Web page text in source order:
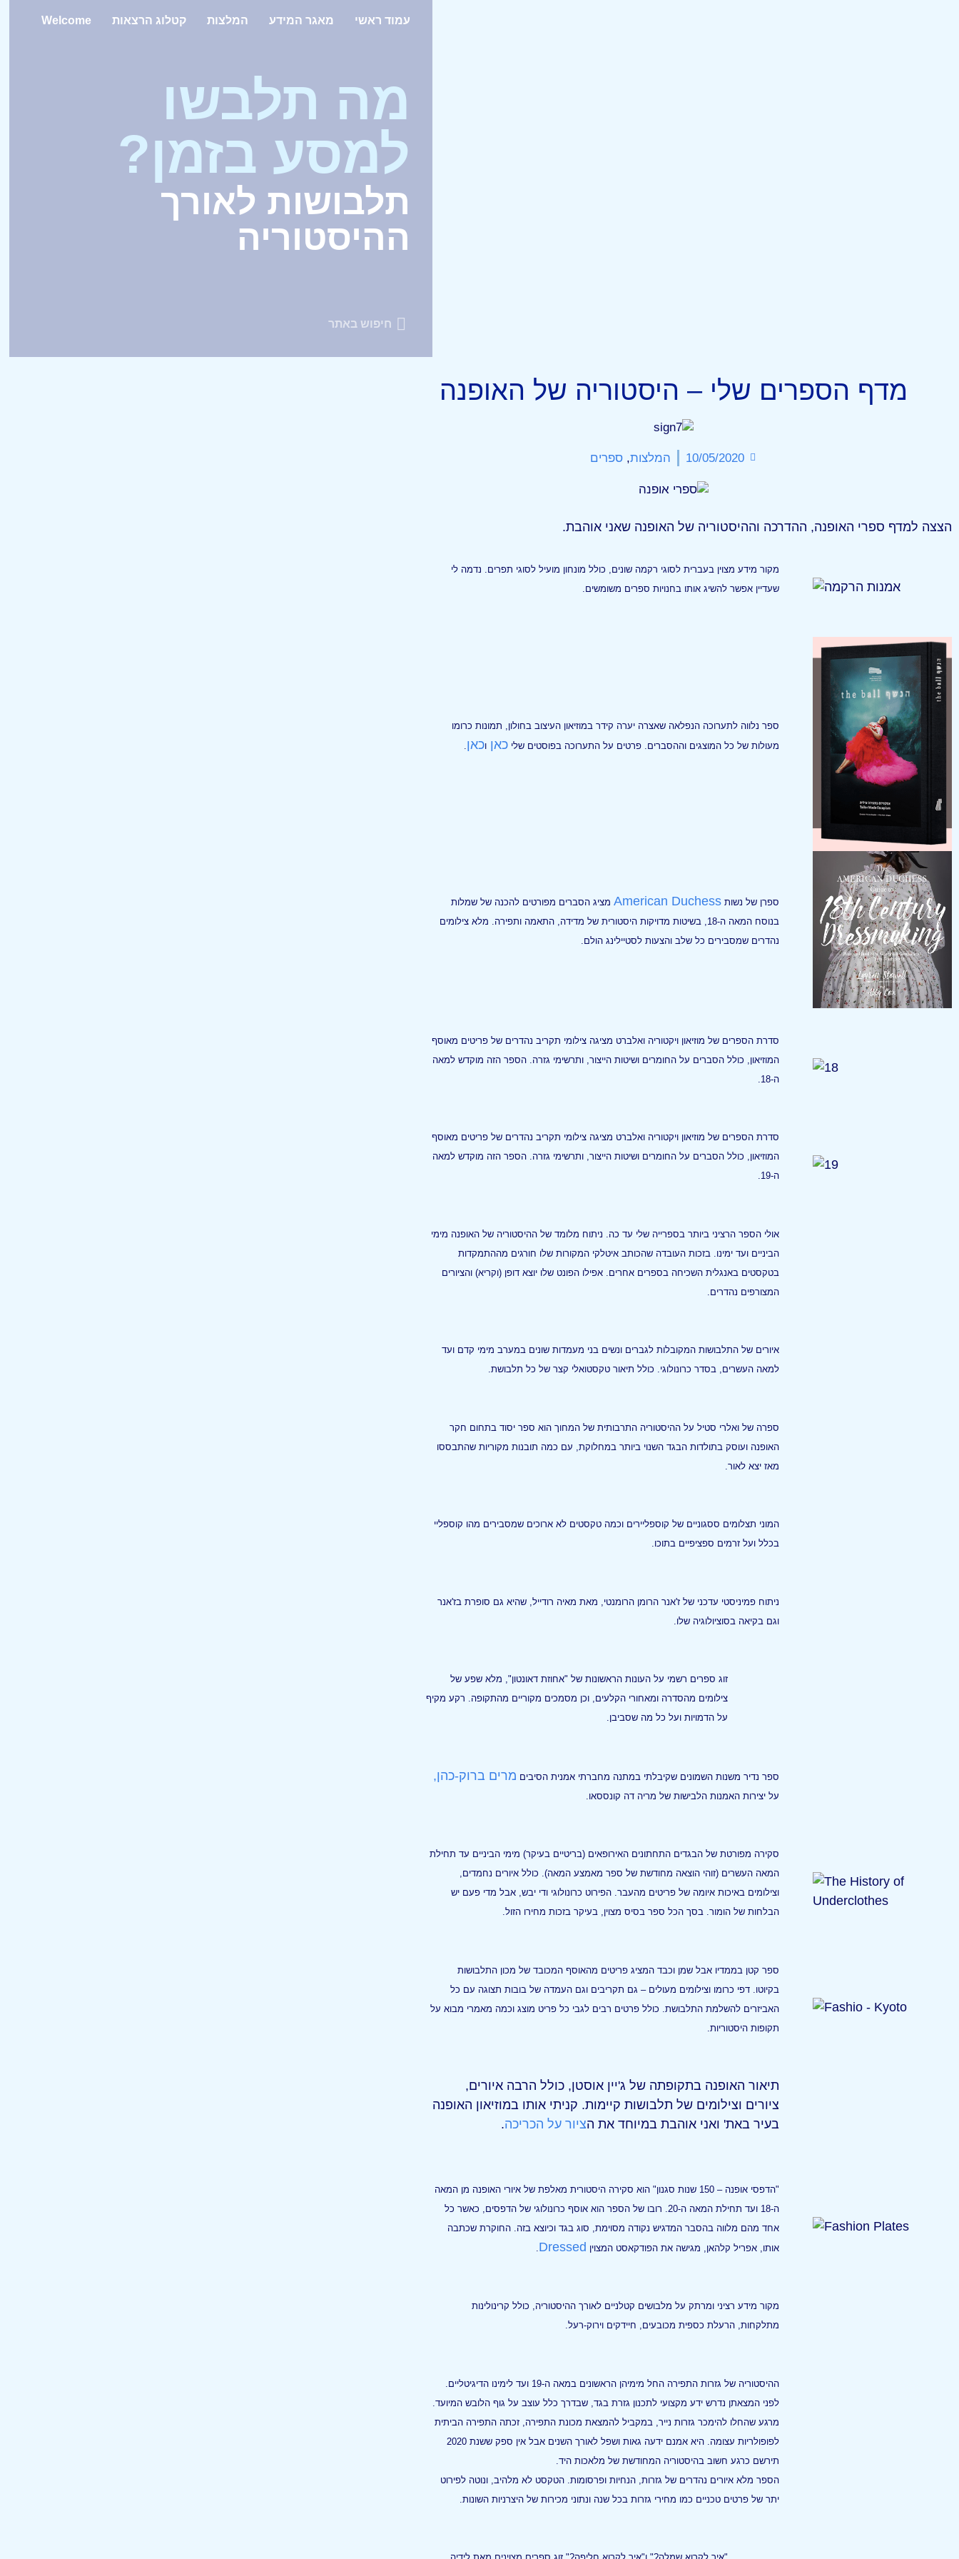
עמוד ראשי מאגר המידע המלצות קטלוג הרצאות Welcome
מה תלבשו
למסע בזמן?
תלבושות לאורך
ההיסטוריה
מדף הספרים שלי – היסטוריה של האופנה
10/05/2020 המלצות,ספרים
הצצה למדף ספרי האופנה, ההדרכה וההיסטוריה של האופנה שאני אוהבת.
מקור מידע מצוין בעברית לסוגי רקמה שונים, כולל מונחון מועיל לסוגי תפרים. נדמה לי
שעדיין אפשר להשיג אותו בחנויות ספרים משומשים.
ספר נלווה לתערוכה הנפלאה שאצרה יערה קידר במוזיאון העיצוב בחולון, תמונות כרומו
מעולות של כל המוצגים וההסברים. פרטים על התערוכה בפוסטים שלי כאן וכאן
ספרן של נשות American Duchessמציג הסברים מפורטים להכנה של שמלות
בנוסח המאה ה-18, בשיטות מדויקות היסטורית של מדידה, התאמה ותפירה. מלא צילומים
נהדרים שמסבירים כל שלב והצעות לסטיילינג הולם.
סדרת הספרים של מוזיאון ויקטוריה ואלברט מציגה צילומי תקריב נהדרים של פריטים מאוסף
המוזיאון, כולל הסברים על החומרים ושיטות הייצור, ותרשימי גזרה. הספר הזה מוקדש למאה
ה-18.
סדרת הספרים של מוזיאון ויקטוריה ואלברט מציגה צילומי תקריב נהדרים של פריטים מאוסף
המוזיאון, כולל הסברים על החומרים ושיטות הייצור, ותרשימי גזרה. הספר הזה מוקדש למאה
ה-19.
אולי הספר הרציני ביותר בספרייה שלי עד כה. ניתוח מלומד של ההיסטוריה של האופנה מימי
הביניים ועד ימינו. בזכות העובדה שהכותב איטלקי המקורות שלו חורגים מההתמקדות
בטקסטים באנגלית השכיחה בספרים אחרים. אפילו הפונט שלו יוצא דופן (וקריא) והציורים
המצורפים נהדרים.
איורים של התלבושות המקובלות לגברים ונשים בני מעמדות שונים במערב מימי קדם ועד
למאה העשרים, בסדר כרונולוגי. כולל תיאור טקסטואלי קצר של כל תלבושת.
ספרה של ואלרי סטיל על ההיסטוריה התרבותית של המחוך הוא ספר יסוד בתחום חקר
האופנה ועוסק בתולדות הבגד השנוי ביותר במחלוקת, עם כמה תובנות מקוריות שהתבססו
מאז יצא לאור.
המוני תצלומים ססגוניים של קוספליירים וכמה טקסטים לא ארוכים שמסבירים מהו קוספליי
בכלל ועל זרמים ספציפיים בתוכו.
ניתוח פמיניסטי עדכני של ז'אנר הרומן הרומנטי, מאת מאיה רודייל, שהיא גם סופרת בז'אנר
וגם בקיאה בסוציולוגיה שלו.
זוג ספרים רשמי על העונות הראשונות של "אחוזת דאונטון", מלא שפע של
צילומים מהסדרה ומאחורי הקלעים, וכן מסמכים מקוריים מהתקופה. רקע מקיף
על הדמויות ועל כל מה שסביבן.
ספר נדיר משנות השמונים שקיבלתי במתנה מחברתי אמנית הסיבים מרים ברוק-כהן,
על יצירות האמנות הלבישות של מריה דה קונססאו.
סקירה מפורטת של הבגדים התחתונים האירופאים (בריטיים בעיקר) מימי הביניים עד תחילת
המאה העשרים (זוהי הוצאה מחודשת של ספר מאמצע המאה). כולל איורים נחמדים,
וצילומים באיכות איומה של פריטים מהעבר. הפירוט כרונולוגי ודי יבש, אבל מדי פעם יש
הבלחות של הומור. בסך הכל ספר בסיס מצוין, בעיקר בזכות מחירו הזול.
ספר קטן בממדיו אבל שמן וכבד המציג פריטים מהאוסף המכובד של מכון התלבושות
בקיוטו. דפי כרומו וצילומים מעולים – גם תקריבים וגם העמדה של בובות תצוגה עם כל
האביזרים להשלמת התלבושת. כולל פרטים רבים לגבי כל פריט מוצג וכמה מאמרי מבוא על
תקופות היסטוריות.
תיאור האופנה בתקופתה של ג'יין אוסטן, כולל הרבה איורים,
ציורים וצילומים של תלבושות קיימות. קניתי אותו במוזיאון האופנה
בעיר באת' ואני אוהבת במיוחד את הציור על הכריכה.
"הדפסי אופנה – 150 שנות סגנון" הוא סקירה היסטורית מאלפת של איורי האופנה מן המאה
ה-18 ועד תחילת המאה ה-20. רובו של הספר הוא אוסף כרונולוגי של הדפסים, כאשר כל
אחד מהם מלווה בהסבר המדגיש נקודה מסוימת, סוג בגד וכיוצא בזה. החוקרת שכתבה
אותו, אפריל קלהאן, מגישה את הפודקאסט המצוין Dressed
מקור מידע רציני ומרתק על מלבושים קטלניים לאורך ההיסטוריה, כולל קרינולינות
מתלקחות, הרעלת כספית מכובעים, חיידקים וירוק-רעל.
ההיסטוריה של גזרות התפירה החל מימיהן הראשונים במאה ה-19 ועד לימינו הדיגיטליים.
לפני המצאתן נדרש ידע מקצועי לתכנון גזרת בגד, שבדרך כלל עוצב על גוף הלובש המיועד.
מרגע שהחלו להימכר גזרות נייר, במקביל להמצאת מכונת התפירה, זכתה התפירה הביתית
לפופולריות עצומה. היא אמנם ידעה גאות ושפל לאורך השנים אבל אין ספק ששנת 2020
תירשם כרגע חשוב בהיסטוריה המחודשת של מלאכות היד.
הספר מלא איורים נהדרים של גזרות, הנחיות ופרסומות. הטקסט לא מלהיב, ונוטה לפירוט
יתר של פרטים טכניים כמו מחירי גזרות בכל שנה ונתוני מכירות של היצרניות השונות.